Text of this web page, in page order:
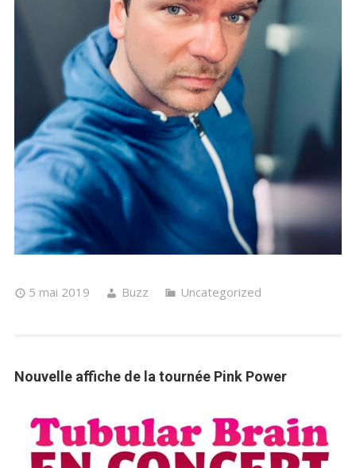
5 mai 2019 Buzz Uncategorized
Nouvelle affiche de la tournée Pink Power